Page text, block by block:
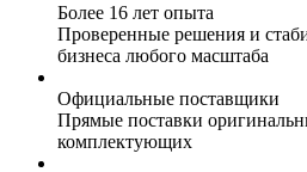
Более 16 лет опыта
Проверенные решения и
бизнеса любого масштаба
Официальные поставщики
Прямые поставки
комплектующих